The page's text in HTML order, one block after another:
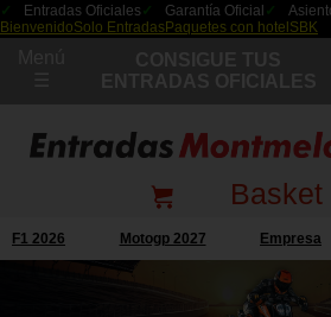
Entradas Oficiales Garantía Oficial
BienvenidoSolo Entradas Paquetes con hotel SBK
Basket
F1 2026 Motogp 2027 Empresa